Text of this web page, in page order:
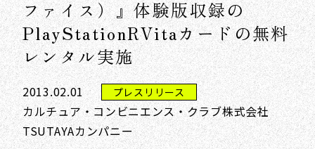
ファイス）』体験版収録の
PlayStationRVitaカードの無料
レンタル実施
2013.02.01 プレスリリース
カルチュア・コンビニエンス・クラブ株式会社
TSUTAYAカンパニー